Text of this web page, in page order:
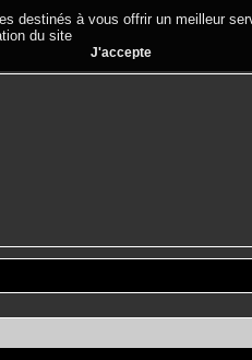
destinés à vous offrir un meilleur
du site
J'accepte